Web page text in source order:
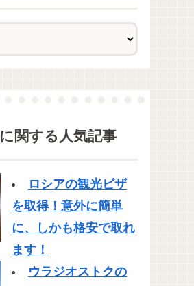
に関する人気記事
ロシアの観光ビザ
を取得！意外に簡単
に、しかも格安で取れ
ます！
ウラジオストクの